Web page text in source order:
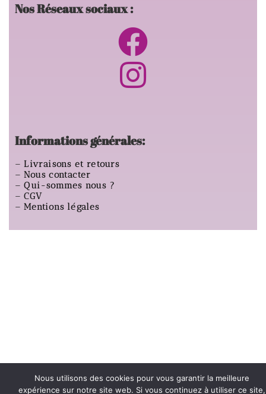
Nos Réseaux sociaux :
Informations générales:
–Livraisons et retours
–Nous contacter
–Qui-sommes nous ?
–CGV
–Mentions légales
Nous utilisons des cookies pour vous garantir la meilleure
expérience sur notre site web. Si vous continuez à utiliser ce site,